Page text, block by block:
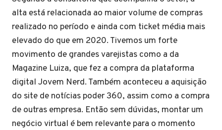
alta está relacionada ao maior volume de compras
realizado no período e ainda com ticket média mais
elevado do que em 2020. Tivemos um forte
movimento de grandes varejistas como a da
Magazine Luiza, que fez a compra da plataforma
digital Jovem Nerd. Também aconteceu a aquisição
do site de notícias poder 360, assim como a compra
de outras empresa. Então sem dúvidas, montar um
negócio virtual é bem relevante para o momento